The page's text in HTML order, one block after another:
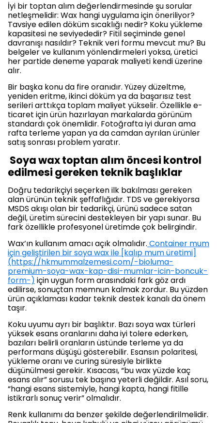
İyi bir toptan alım değerlendirmesinde şu sorular
netleşmelidir: Wax hangi uygulama için öneriliyor?
Tavsiye edilen döküm sıcaklığı nedir? Koku yükleme
kapasitesi ne seviyededir? Fitil seçiminde genel
davranışı nasıldır? Teknik veri formu mevcut mu? Bu
belgeler ve kullanım yönlendirmeleri yoksa, üretici
her partide deneme yaparak maliyeti kendi üzerine
alır.
Bir başka konu da fire oranıdır. Yüzey düzeltme,
yeniden eritme, ikinci döküm ya da başarısız test
serileri arttıkça toplam maliyet yükselir. Özellikle e-
ticaret için ürün hazırlayan markalarda görünüm
standardı çok önemlidir. Fotoğrafta iyi duran ama
rafta terleme yapan ya da camdan ayrılan ürünler
satış sonrası problem yaratır.
Soya wax toptan alım öncesi kontrol
edilmesi gereken teknik başlıklar
Doğru tedarikçiyi seçerken ilk bakılması gereken
alan ürünün teknik şeffaflığıdır. TDS ve gerekiyorsa
MSDS akışı olan bir tedarikçi, ürünü sadece satan
değil, üretim sürecini destekleyen bir yapı sunar. Bu
fark özellikle profesyonel üretimde çok belirgindir.
Wax’ın kullanım amacı açık olmalıdır. Container mum
için geliştirilen bir soya wax ile [kalıp mum üretimi]
(https://hkmummalzemesi.com/-bioluma-
premium-soya-wax-kap-disi-mumlar-icin-boncuk-
form-) için uygun form arasındaki fark göz ardı
edilirse, sonuçtan memnun kalmak zordur. Bu yüzden
ürün açıklaması kadar teknik destek kanalı da önem
taşır.
Koku uyumu ayrı bir başlıktır. Bazı soya wax türleri
yüksek esans oranlarını daha iyi tolere ederken,
bazıları belirli oranların üstünde terleme ya da
performans düşüşü gösterebilir. Esansın polaritesi,
yükleme oranı ve curing süresiyle birlikte
düşünülmesi gerekir. Kısacası, “bu wax yüzde kaç
esans alır” sorusu tek başına yeterli değildir. Asıl soru,
“hangi esans sistemiyle, hangi kapta, hangi fitille
istikrarlı sonuç verir” olmalıdır.
Renk kullanımı da benzer şekilde değerlendirilmelidir.